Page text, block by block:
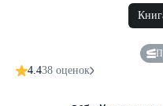
4.438 оценок